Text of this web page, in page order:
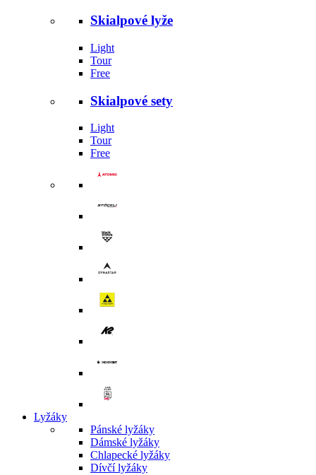
Skialpové lyže
Light
Tour
Free
Skialpové sety
Light
Tour
Free
Lyžáky
Pánské lyžáky
Dámské lyžáky
Chlapecké lyžáky
Dívčí lyžáky